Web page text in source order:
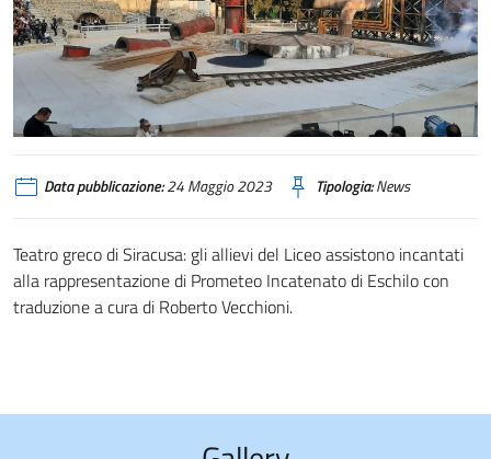
Data pubblicazione:24 Maggio 2023 Tipologia:News
Teatro greco di Siracusa: gli allievi del Liceo assistono incantati
alla rappresentazione di Prometeo Incatenato di Eschilo con
traduzione a cura di Roberto Vecchioni.